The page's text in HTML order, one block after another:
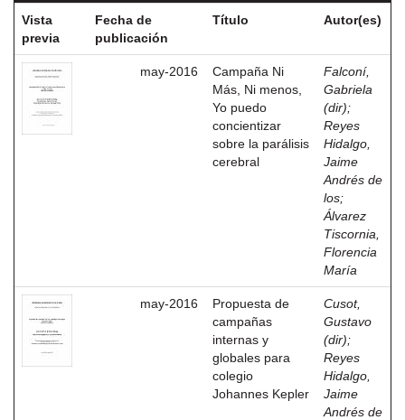
Vista
previa
Fecha de
publicación
Título Autor(es)
may-2016
Campaña Ni
Más, Ni menos,
Yo puedo
concientizar
sobre la parálisis
cerebral
Falconí,
Gabriela
(dir);
Reyes
Hidalgo,
Jaime
Andrés de
los;
Álvarez
Tiscornia,
Florencia
María
may-2016
Propuesta de
campañas
internas y
globales para
colegio
Johannes Kepler
Cusot,
Gustavo
(dir);
Reyes
Hidalgo,
Jaime
Andrés de